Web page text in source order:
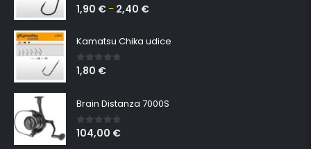
0 out of 5
1,90 € – 2,40 €
Kamatsu Chika udice
0 out of 5
1,80 €
Brain Distanza 7000S
0out of 5
104,00 €